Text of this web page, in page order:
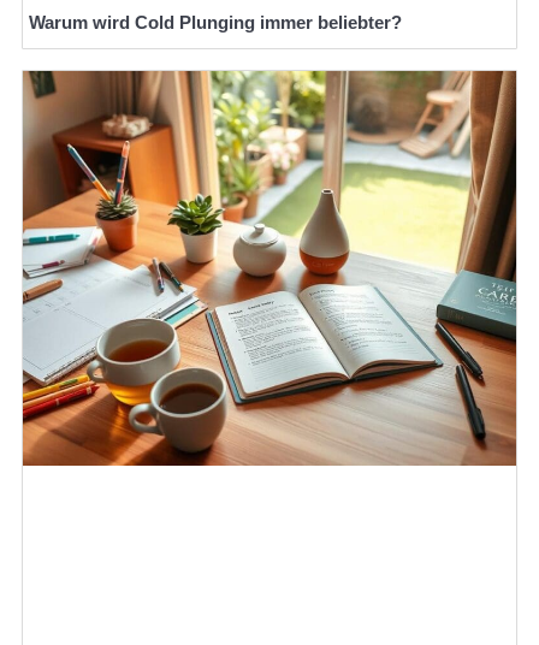
Warum wird Cold Plunging immer beliebter?